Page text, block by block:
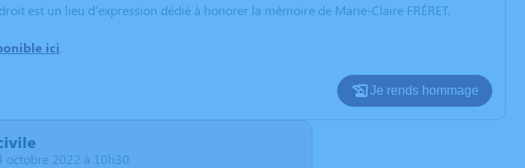
est un lieu d'expression dédié à honorer la mémoire de Marie-Claire FRÉRET.
ici.
Je rends hommage
octobre 2022 à 10h30